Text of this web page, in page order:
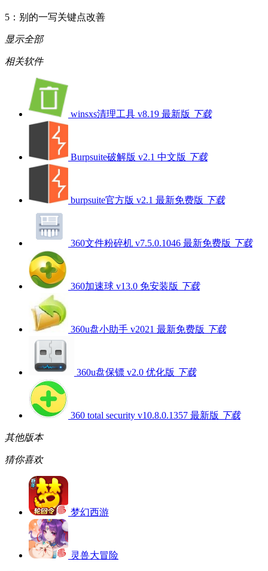
5：别的一写关键点改善
显示全部
相关软件
winsxs清理工具 v8.19 最新版 下载
Burpsuite破解版 v2.1 中文版 下载
burpsuite官方版 v2.1 最新免费版 下载
360文件粉碎机 v7.5.0.1046 最新免费版 下载
360加速球 v13.0 免安装版 下载
360u盘小助手 v2021 最新免费版 下载
360u盘保镖 v2.0 优化版 下载
360 total security v10.8.0.1357 最新版 下载
其他版本
猜你喜欢
梦幻西游
灵兽大冒险